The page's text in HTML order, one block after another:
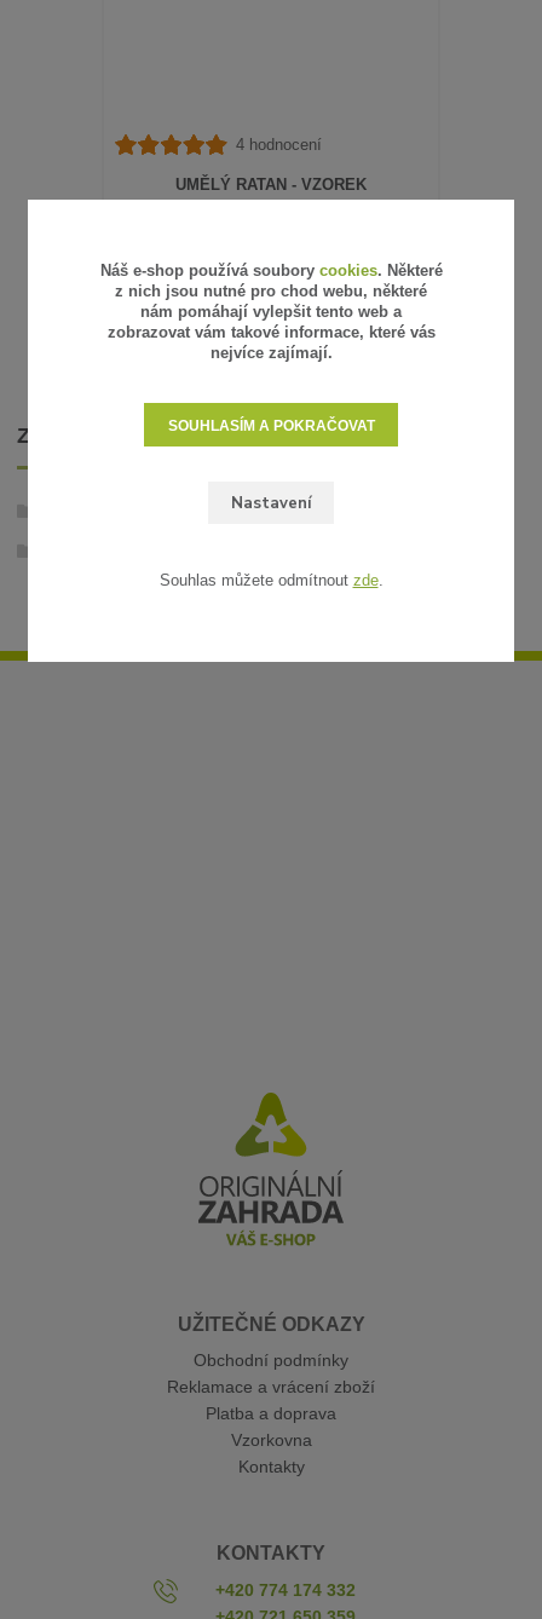
4 hodnocení
UMĚLÝ RATAN - VZOREK
ZVOLIT VARIANTU
ZBOŽÍ ZAŘAZENO V KATEGORIÍCH
UŽITEČNÉ ODKAZY
Obchodní podmínky
Reklamace a vrácení zboží
Platba a doprava
Vzorkovna
Kontakty
KONTAKTY
+420 774 174 332
Náš e-shop používá soubory cookies. Některé
z nich jsou nutné pro chod webu, některé
nám pomáhají vylepšit tento web a
zobrazovat vám takové informace, které vás
nejvíce zajímají.
Nastavení
SOUHLASÍM A POKRAČOVAT
Souhlas můžete odmítnout zde.